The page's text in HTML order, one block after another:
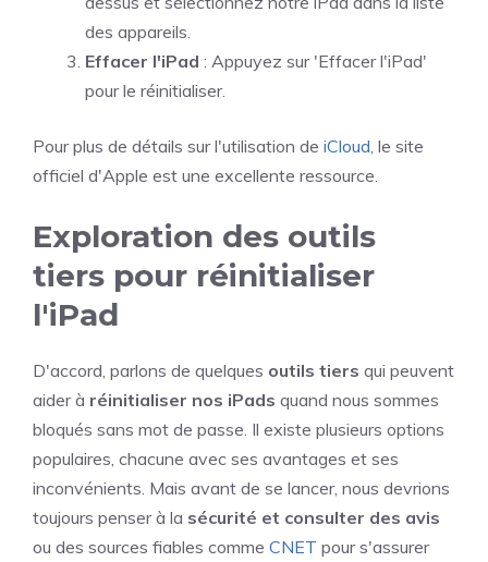
des appareils.
Effacer l'iPad : Appuyez sur 'Effacer l'iPad'
pour le réinitialiser.
Pour plus de détails sur l'utilisation de iCloud, le site
officiel d'Apple est une excellente ressource.
Exploration des outils
tiers pour réinitialiser
l'iPad
D'accord, parlons de quelques outils tiers qui peuvent
aider à réinitialiser nos iPads quand nous sommes
bloqués sans mot de passe. Il existe plusieurs options
populaires, chacune avec ses avantages et ses
inconvénients. Mais avant de se lancer, nous devrions
toujours penser à la sécurité et consulter des avis
ou des sources fiables comme CNET pour s'assurer